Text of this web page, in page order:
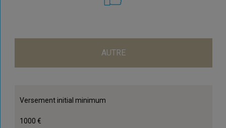
AUTRE
Versement initial minimum
1000 €